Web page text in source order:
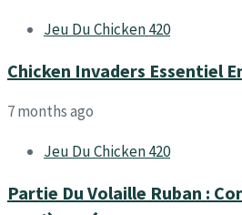
Jeu Du Chicken 420
Chicken Invaders Essentiel
7 months ago
Jeu Du Chicken 420
Partie Du Volaille Ruban :